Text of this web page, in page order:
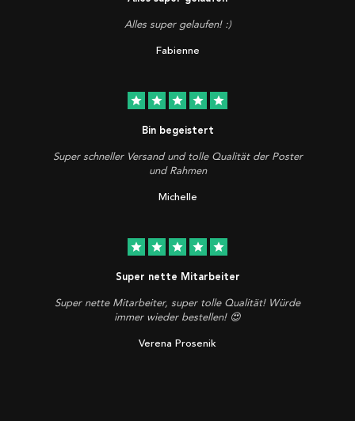
Alles super gelaufen! :)
Fabienne
star star star star star
Bin begeistert
Super schneller Versand und tolle Qualität der Poster
und Rahmen
Michelle
star star star star star
Super nette Mitarbeiter
Super nette Mitarbeiter, super tolle Qualität! Würde
immer wieder bestellen! 😍
Verena Prosenik